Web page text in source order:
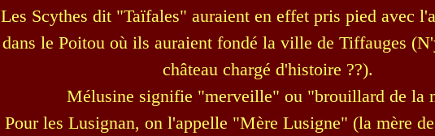
Les Scythes dit "Taïfales" auraient en effet pris pied avec
dans le Poitou où ils auraient fondé la ville de Tiffauges
château chargé d'histoire ??).
Mélusine signifie "merveille" ou "brouillard de la
Pour les Lusignan, on l'appelle "Mère Lusigne" (la mère